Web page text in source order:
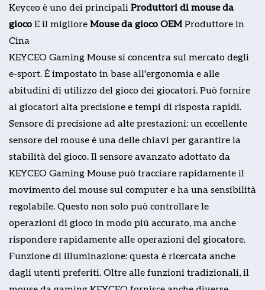
Keyceo è uno dei principali Produttori di mouse da
gioco E il migliore Mouse da gioco OEM Produttore in
Cina
KEYCEO Gaming Mouse si concentra sul mercato degli
e-sport. È impostato in base all'ergonomia e alle
abitudini di utilizzo del gioco dei giocatori. Può fornire
ai giocatori alta precisione e tempi di risposta rapidi.
Sensore di precisione ad alte prestazioni: un eccellente
sensore del mouse è una delle chiavi per garantire la
stabilità del gioco. Il sensore avanzato adottato da
KEYCEO Gaming Mouse può tracciare rapidamente il
movimento del mouse sul computer e ha una sensibilità
regolabile. Questo non solo può controllare le
operazioni di gioco in modo più accurato, ma anche
rispondere rapidamente alle operazioni del giocatore.
Funzione di illuminazione: questa è ricercata anche
dagli utenti preferiti. Oltre alle funzioni tradizionali, il